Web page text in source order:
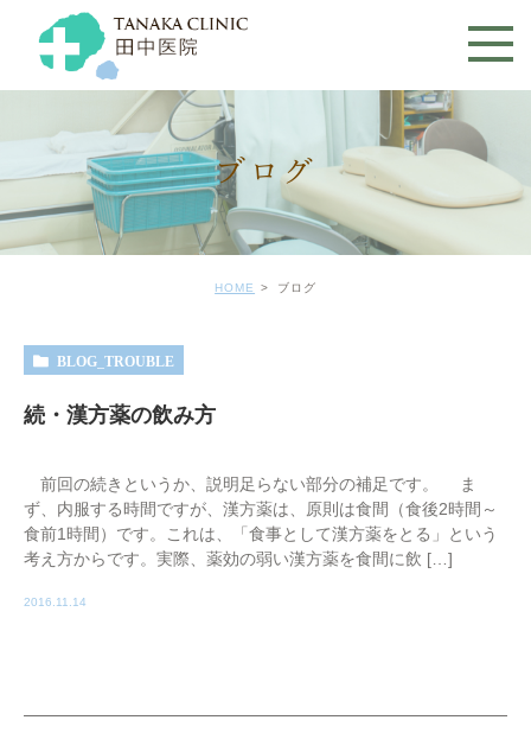
ブログ
HOME ブログ
BLOG_TROUBLE
続・漢方薬の飲み方
前回の続きというか、説明足らない部分の補足です。 ま
ず、内服する時間ですが、漢方薬は、原則は食間（食後2時間～
食前1時間）です。これは、「食事として漢方薬をとる」という
考え方からです。実際、薬効の弱い漢方薬を食間に飲 […]
2016.11.14